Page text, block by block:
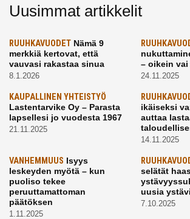
Uusimmat artikkelit
RUUHKAVUODET Nämä 9
merkkiä kertovat, että
vauvasi rakastaa sinua
8.1.2026
– oikein vai
24.11.2025
KAUPALLINEN YHTEISTYÖ
Lastentarvike Oy – Parasta
lapsellesi jo vuodesta 1967
21.11.2025
ikäiseksi
auttaa
14.11.2025
VANHEMMUUS Isyys
leskeyden myötä – kun
puoliso tekee
peruuttamattoman
päätöksen
1.11.2025
selätät
uusia
7.10.2025